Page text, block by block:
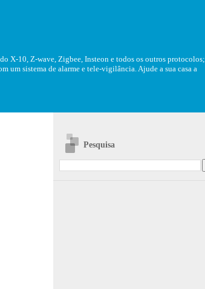
X-10, Z-wave, Zigbee, Insteon e todos os outros protocolos;
um sistema de alarme e tele-vigilância. Ajude a sua casa a
Pesquisa